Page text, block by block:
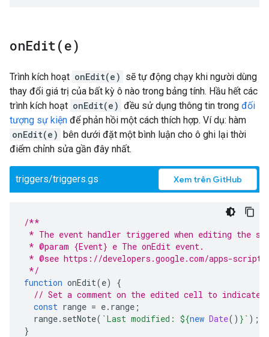
onEdit(e)
Trình kích hoạt onEdit(e) sẽ tự động chạy khi người dùng
thay đổi giá trị của bất kỳ ô nào trong bảng tính. Hầu hết các
trình kích hoạt onEdit(e) đều sử dụng thông tin trong đối
tượng sự kiện để phản hồi một cách thích hợp. Ví dụ: hàm
onEdit(e) bên dưới đặt một bình luận cho ô ghi lại thời
điểm chỉnh sửa gần đây nhất.
triggers/triggers.gs Xem trên GitHub
/**
* The event handler triggered when editing the
* @param {Event} e The onEdit event.
* @see https://developers.google.com/apps-
*/
function onEdit(e)
{
// Set a comment on the edited cell to indicate
const range = e. range ;
range. setNote( `Last modified: ${new Date() } ` );
}